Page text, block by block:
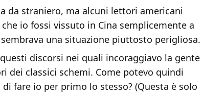
da straniero, ma alcuni lettori americani
io fossi vissuto in Cina semplicemente a
una situazione piuttosto perigliosa.
discorsi nei quali incoraggiavo la gente
dei classici schemi. Come potevo quindi
fare io per primo lo stesso? (Questa è solo